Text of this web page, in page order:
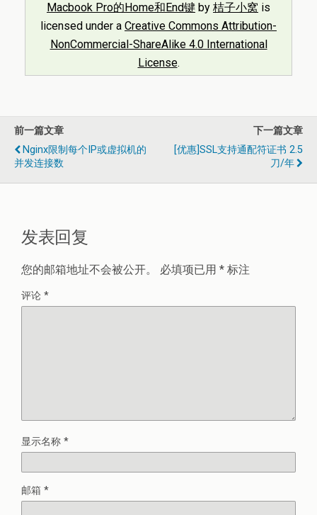
Macbook Pro的Home和End键 by 桔子小窝 is
licensed under a Creative Commons Attribution-
NonCommercial-ShareAlike 4.0 International
License.
前一篇文章
Nginx限制每个IP或虚拟机的
并发连接数
下一篇文章
[优惠]SSL支持通配符证书 2.5
刀/年
发表回复
您的邮箱地址不会被公开。 必填项已用 * 标注
评论 *
显示名称 *
邮箱 *